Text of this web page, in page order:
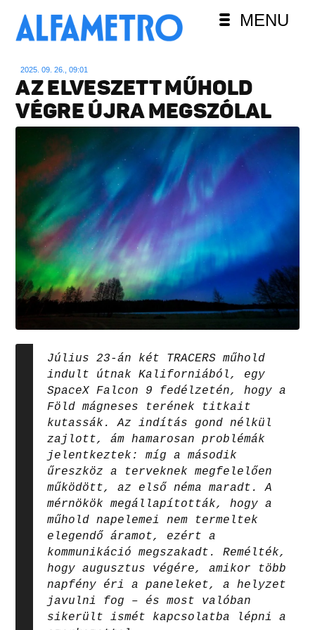
MENU
2025. 09. 26., 09:01
AZ ELVESZETT MŰHOLD
VÉGRE ÚJRA MEGSZÓLAL
Július 23-án két TRACERS műhold
indult útnak Kaliforniából, egy
SpaceX Falcon 9 fedélzetén, hogy a
Föld mágneses terének titkait
kutassák. Az indítás gond nélkül
zajlott, ám hamarosan problémák
jelentkeztek: míg a második
űreszköz a terveknek megfelelően
működött, az első néma maradt. A
mérnökök megállapították, hogy a
műhold napelemei nem termeltek
elegendő áramot, ezért a
kommunikáció megszakadt. Remélték,
hogy augusztus végére, amikor több
napfény éri a paneleket, a helyzet
javulni fog – és most valóban
sikerült ismét kapcsolatba lépni a